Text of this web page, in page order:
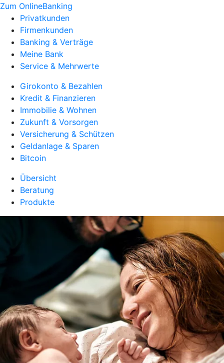
Zum OnlineBanking
Privatkunden
Firmenkunden
Banking & Verträge
Meine Bank
Service & Mehrwerte
Girokonto & Bezahlen
Kredit & Finanzieren
Immobilie & Wohnen
Zukunft & Vorsorgen
Versicherung & Schützen
Geldanlage & Sparen
Bitcoin
Übersicht
Beratung
Produkte